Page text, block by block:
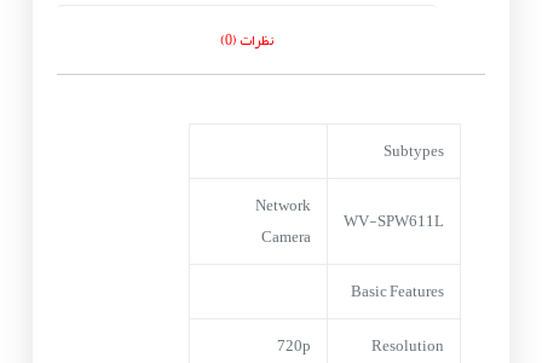
نظرات (0)
Subtypes
WV-SPW611L
Network
Camera
Basic Features
Resolution
720p